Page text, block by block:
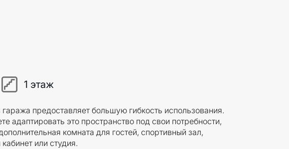
1 этаж
предоставляет большую гибкость использования.
адаптировать это пространство под свои потребности,
комната для гостей, спортивный зал,
или студия.